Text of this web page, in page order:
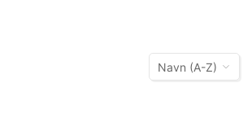
Navn (A-Z)